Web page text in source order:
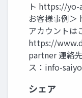
ト https://
お客様事例
アカウントは
https://
partner 連絡
ス： info-
シェア